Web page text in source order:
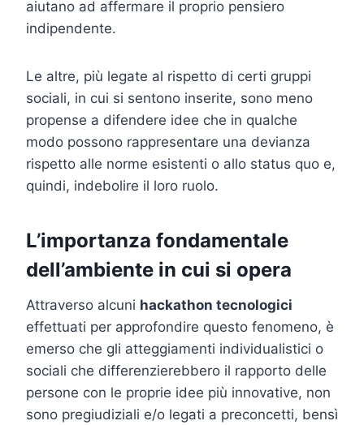
aiutano ad affermare il proprio pensiero
indipendente.
Le altre, più legate al rispetto di certi gruppi
sociali, in cui si sentono inserite, sono meno
propense a difendere idee che in qualche
modo possono rappresentare una devianza
rispetto alle norme esistenti o allo status quo e,
quindi, indebolire il loro ruolo.
L’importanza fondamentale
dell’ambiente in cui si opera
Attraverso alcuni hackathon tecnologici
effettuati per approfondire questo fenomeno, è
emerso che gli atteggiamenti individualistici o
sociali che differenzierebbero il rapporto delle
persone con le proprie idee più innovative, non
sono pregiudiziali e/o legati a preconcetti, bensì